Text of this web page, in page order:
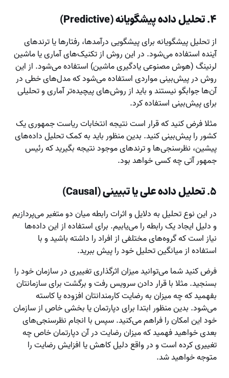
۴. تحلیل داده پیشگویانه (Predictive)
از تحلیل پیشگویانه برای پیشگویی درآمدها، رفتارها یا ترندهای
آینده استفاده می‌شود. در این روش از تکنیک‌های آماری یا ماشین
لرنینگ (هوش مصنوعی یادگیری ماشین) استفاده می‌شود. از این
روش در پیش‌بینی مواردی استفاده می‌شود که مدل‌های خطی در
آن‌ها جوابگو نیستند و باید از روش‌های پیچیده‌تر آماری و تحلیلی
برای پیش‌بینی استفاده کرد.
مثلا فرض کنید که قرار است نتیجه انتخابات ریاست جمهوری یک
کشور را پیش‌بینی کنید. بدین منظور باید به کمک تحلیل داده‌های
پیشین، نظرسنجی‌ها و ترندهای موجود نتیجه بگیرید که رئیس
جمهور آتی چه کسی خواهد بود.
۵. تحلیل داده علی یا تبیینی (Causal)
در این نوع تحلیل به دلایل و اثرات رابطه میان دو متغیر می‌پردازیم
و دلیل ایجاد یک رابطه را می‌یابیم. برای استفاده از این داده‌ها
نیاز است که گروه‌های مختلفی از افراد را داشته باشید و با
استفاده از میانگین تحلیل خود را پیش ببرید.
فرض کنید شما می‌توانید میزان اثرگذاری تغییری در سازمان خود را
بسنجید. مثلا با قرار دادن سرویس رفت و برگشت برای سازمانتان
بفهمید که چه میزان به رضایت کارمندانتان افزوده یا کاسته
می‌شود. بدین منظور ابتدا برای دپارتمان یا بخشی خاص از سازمان
خود این امکان را فراهم می‌کنید. سپس با انجام نظرسنجی‌های
بعدی خواهید فهمید که میزان رضایت در آن دپارتمان خاص چه
تغییری کرده است و در واقع دلیل کاهش یا افزایش رضایت را
متوجه خواهید شد.